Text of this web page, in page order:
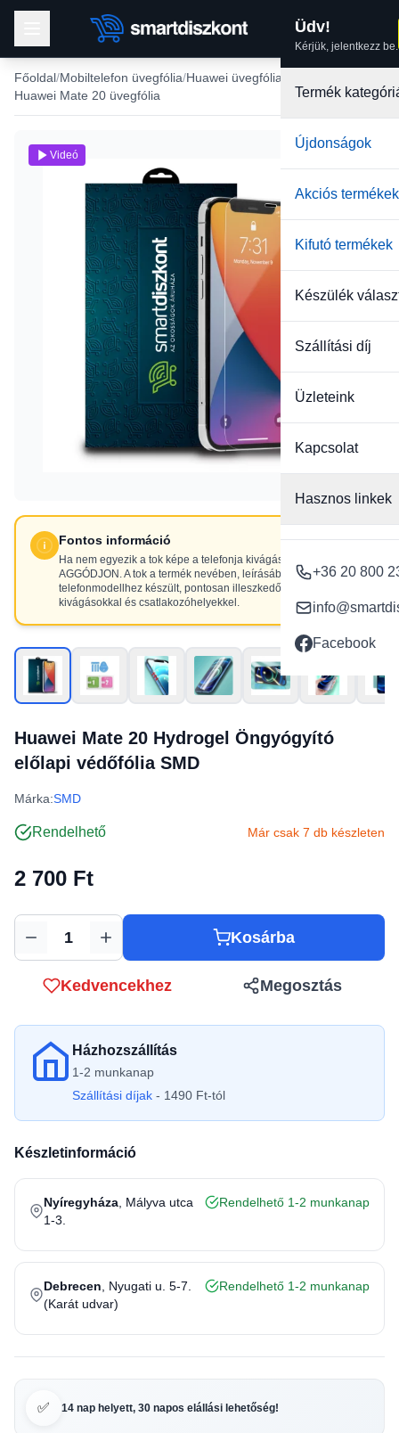
Üdv!
Kérjük, jelentkezz be.
Termék
Újdonságok
Akciós termékek
Kifutó termékek
Készülék
Szállítási díj
Üzleteink
Kapcsolat
Hasznos linkek
+36 20 800
Facebook
Főoldal Mobiltelefon üvegfólia Huawei üvegfólia
Huawei Mate 20 üvegfólia
Fontos információ
Ha nem egyezik a tok képe a telefonja kivágásaival, NE
AGGÓDJON. A tok a termék nevében, leírásában szereplő
telefonmodellhez készült, pontosan illeszkedő
kivágásokkal és csatlakozóhelyekkel.
Videó
Huawei Mate 20 Hydrogel Öngyógyító
előlapi védőfólia SMD
Márka:SMD
Rendelhető Már csak 7 db készleten
2 700 Ft
Mennyiség Kosárba
Kedvencekhez Megosztás
Házhozszállítás
1-2 munkanap
Szállítási díjak - 1490 Ft-tól
Készletinformáció
Nyíregyháza , Mályva utca
1-3.
Rendelhető 1-2 munkanap
Debrecen , Nyugati u. 5-7.
(Karát udvar)
Rendelhető 1-2 munkanap
✅ 14 nap helyett, 30 napos elállási lehetőség!